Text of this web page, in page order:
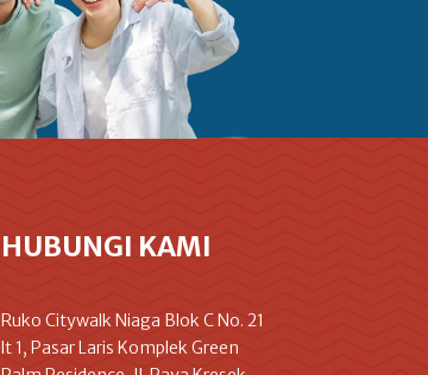
HUBUNGI KAMI
Ruko Citywalk Niaga Blok C No. 21
lt 1, Pasar Laris Komplek Green